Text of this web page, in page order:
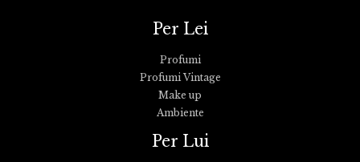
Per Lei
Profumi
Profumi Vintage
Make up
Ambiente
Per Lui